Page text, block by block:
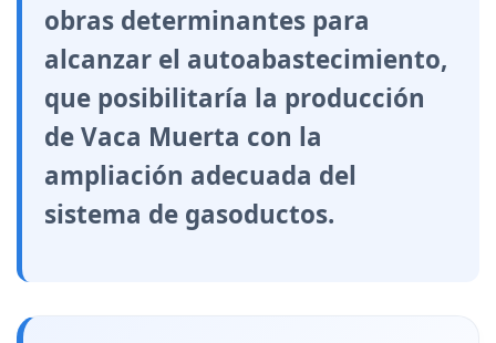
obras determinantes para
alcanzar el autoabastecimiento,
que posibilitaría la producción
de Vaca Muerta con la
ampliación adecuada del
sistema de gasoductos.